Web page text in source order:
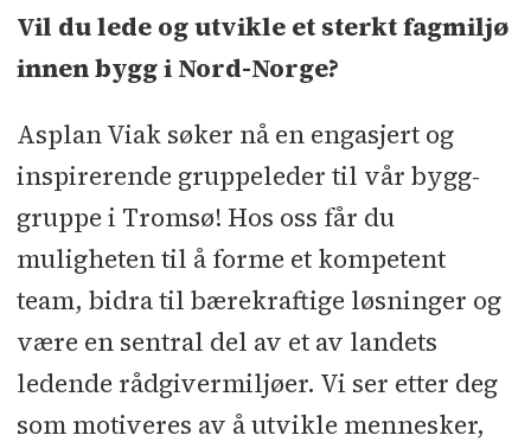
Sted:Tromsø
Søknadsfrist:16.06.2026
Vil du lede og utvikle et sterkt fagmiljø
innen bygg i Nord-Norge?
Asplan Viak søker nå en engasjert og
inspirerende gruppeleder til vår bygg-
gruppe i Tromsø! Hos oss får du
muligheten til å forme et kompetent
team, bidra til bærekraftige løsninger og
være en sentral del av et av landets
ledende rådgivermiljøer. Vi ser etter deg
som motiveres av å utvikle mennesker,